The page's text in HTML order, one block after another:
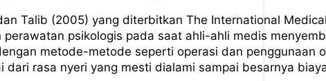
Talib (2005) yang diterbitkan The International
perawatan psikologis pada saat ahli-ahli medis
metode-metode seperti operasi dan penggunaan
dari rasa nyeri yang mesti dialami sampai besarnya